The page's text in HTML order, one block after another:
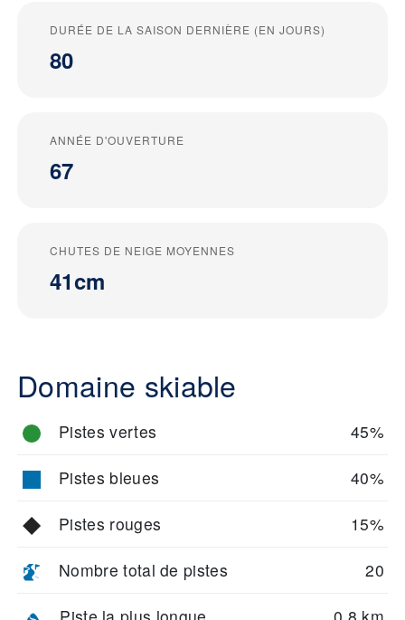
DURÉE DE LA SAISON DERNIÈRE (EN JOURS)
80
ANNÉE D'OUVERTURE
67
CHUTES DE NEIGE MOYENNES
41cm
Domaine skiable
Pistes vertes 45%
Pistes bleues 40%
Pistes rouges 15%
Nombre total de pistes 20